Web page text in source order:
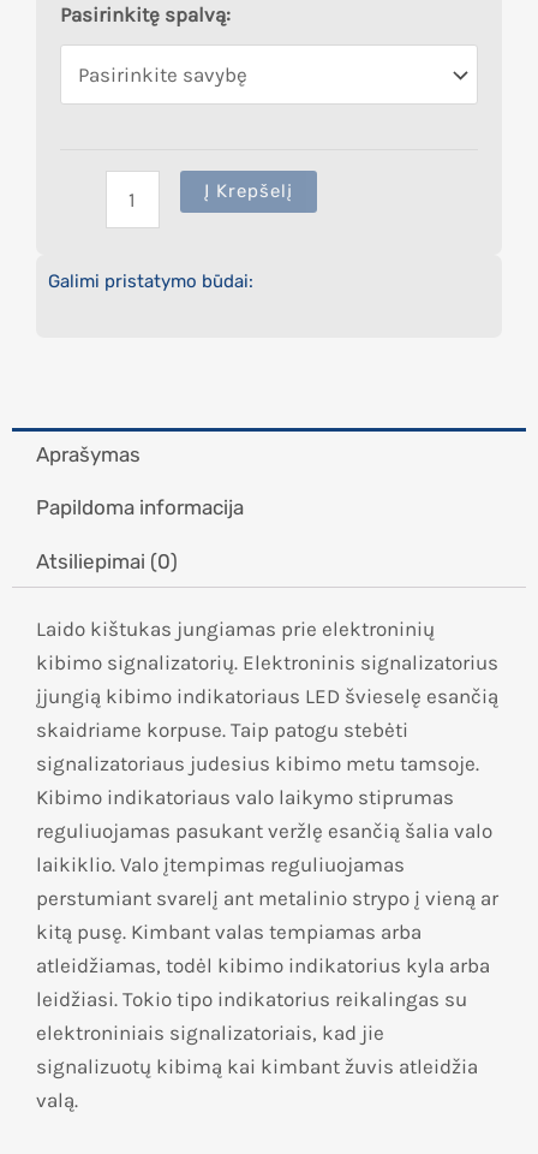
Pasirinkitę spalvą:
Į Krepšelį
Galimi pristatymo būdai:
Aprašymas
Papildoma informacija
Atsiliepimai (0)
Laido kištukas jungiamas prie elektroninių
kibimo signalizatorių. Elektroninis signalizatorius
įjungią kibimo indikatoriaus LED švieselę esančią
skaidriame korpuse. Taip patogu stebėti
signalizatoriaus judesius kibimo metu tamsoje.
Kibimo indikatoriaus valo laikymo stiprumas
reguliuojamas pasukant veržlę esančią šalia valo
laikiklio. Valo įtempimas reguliuojamas
perstumiant svarelį ant metalinio strypo į vieną ar
kitą pusę. Kimbant valas tempiamas arba
atleidžiamas, todėl kibimo indikatorius kyla arba
leidžiasi. Tokio tipo indikatorius reikalingas su
elektroniniais signalizatoriais, kad jie
signalizuotų kibimą kai kimbant žuvis atleidžia
valą.